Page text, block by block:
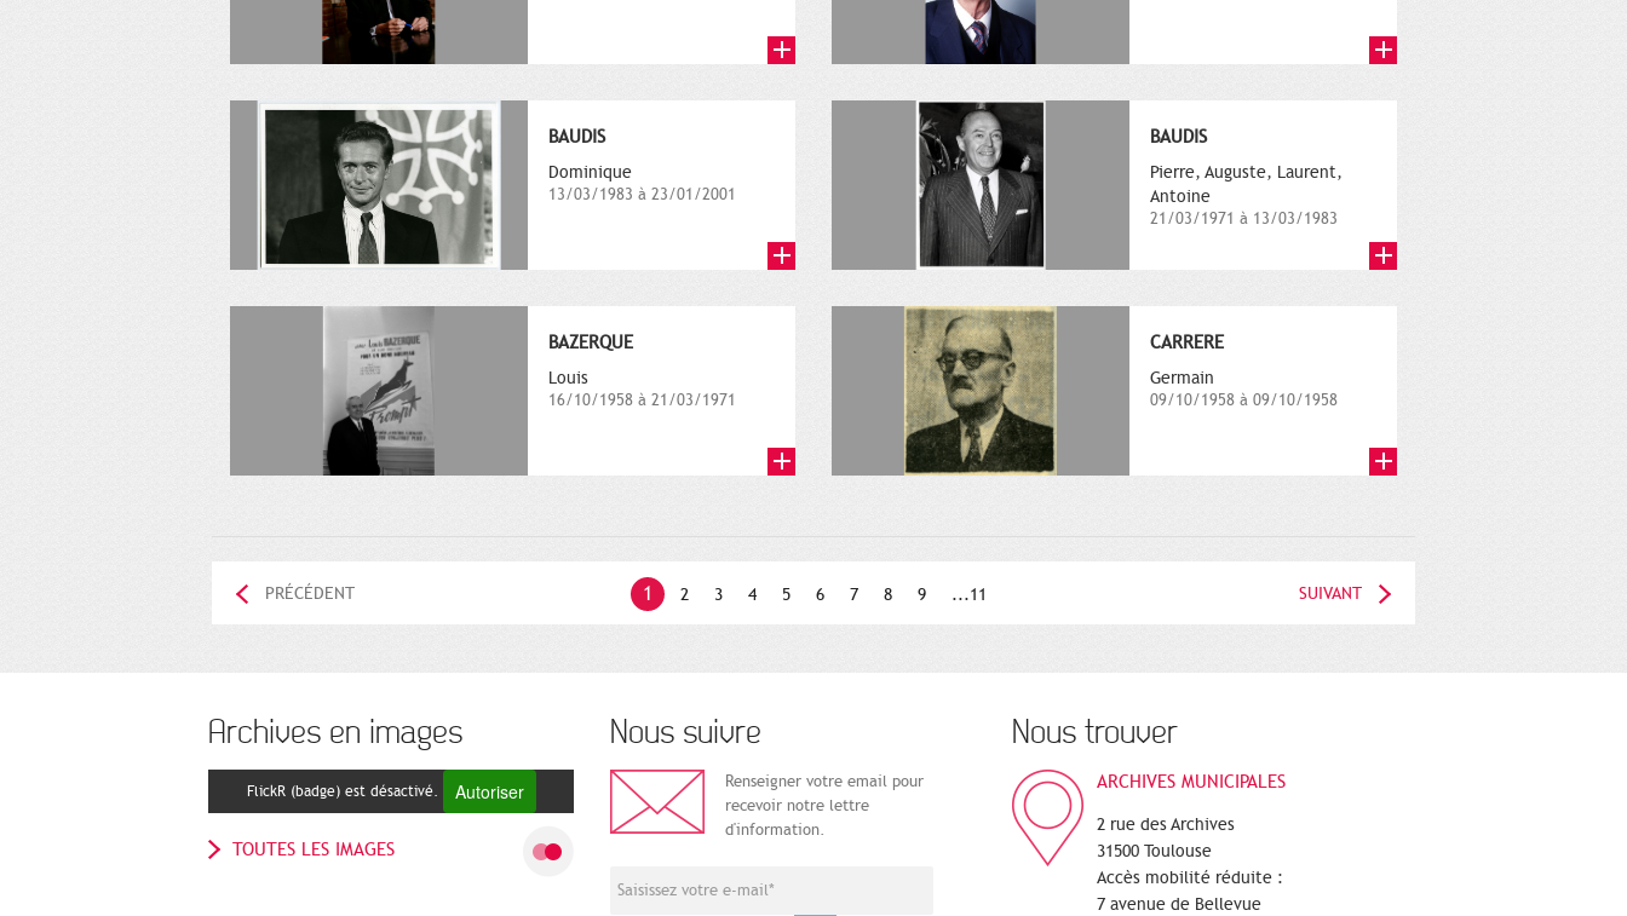
BAUDIS
Dominique
13/03/1983 à 23/01/2001
BAUDIS
Pierre, Auguste, Laurent,
Antoine
21/03/1971 à 13/03/1983
BAZERQUE
Louis
16/10/1958 à 21/03/1971
CARRERE
Germain
09/10/1958 à 09/10/1958
1 2 3 4 5 6 7 8 9 ...11
PRÉCÉDENT SUIVANT
Archives en images
FlickR (badge) est désactivé. Autoriser
TOUTES LES IMAGES
Nous suivre
Renseigner votre email pour
recevoir notre lettre
d'information.
Nous trouver
ARCHIVES MUNICIPALES
2 rue des Archives
31500 Toulouse
Accès mobilité réduite :
7 avenue de Bellevue